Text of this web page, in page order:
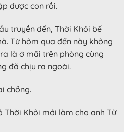
được con rồi.
truyền đến, Thời Khôi bế
Từ hôm qua đến này không
là ở mãi trên phòng cùng
đã chịu ra ngoài.
chồng.
Thời Khôi mới làm cho anh Từ